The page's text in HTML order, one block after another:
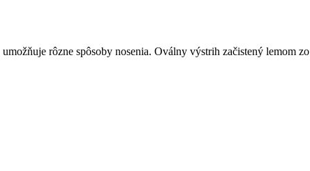
rôzne spôsoby nosenia. Oválny výstrih začistený lemom